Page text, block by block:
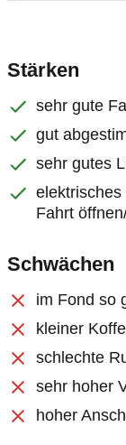
Stärken
sehr gute
gut
sehr gutes
Fahrt
Schwächen
im Fond so
kleiner
schlechte
sehr hoher
hoher